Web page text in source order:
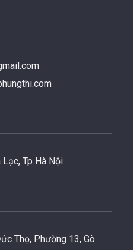
Lạc, Tp Hà Nội
Thọ, Phường 13, Gò